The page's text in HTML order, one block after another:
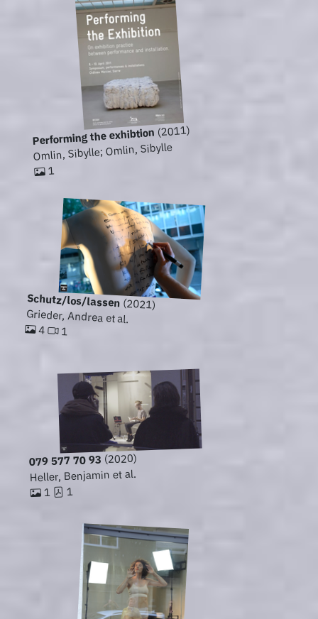
Performing the exhibtion (2011)
Omlin, Sibylle; Omlin, Sibylle
1
Schutz/los/lassen(2021)
Grieder, Andrea et al.
4 1
079 577 70 93 (2020)
Heller, Benjamin et al.
1 1